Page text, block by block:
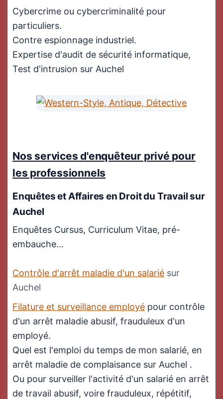
Cybercrime ou cybercriminalité pour
particuliers.
Contre espionnage industriel.
Expertise d'audit de sécurité informatique,
Test d'intrusion sur Auchel
Nos services d'enquêteur privé pour
les professionnels
Enquêtes et Affaires en Droit du Travailsur
Auchel
Enquêtes Cursus, Curriculum Vitae, pré-
embauche...
Contrôle d'arrêt maladie d'un salarié sur
Auchel
Filature et surveillance employé pour contrôle
d'un arrêt maladie abusif, frauduleux d'un
employé.
Quel est l'emploi du temps de mon salarié, en
arrêt maladie de complaisance sur Auchel .
Ou pour surveiller l'activité d'un salarié en arrêt
de travail abusif, voire frauduleux, répétitif,